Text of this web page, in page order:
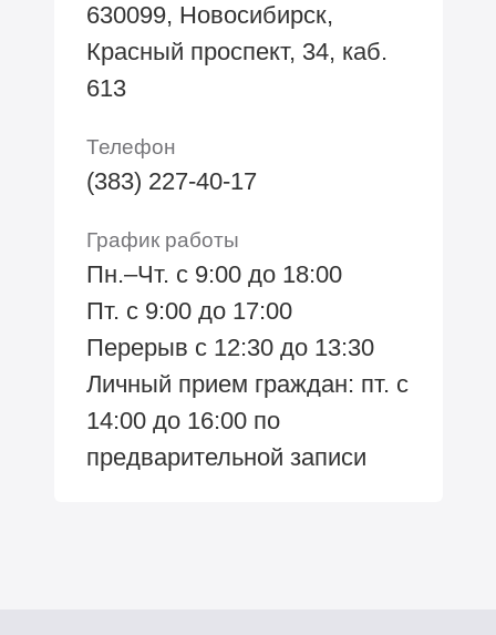
630099, Новосибирск,
Красный проспект, 34, каб.
613
Телефон
(383) 227-40-17
График работы
Пн.–Чт. с 9:00 до 18:00
Пт. с 9:00 до 17:00
Перерыв с 12:30 до 13:30
Личный прием граждан: пт. с
14:00 до 16:00 по
предварительной записи